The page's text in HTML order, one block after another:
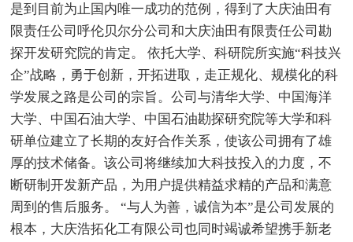
是到目前为止国内唯一成功的范例，得到了大庆油田有
限责任公司呼伦贝尔分公司和大庆油田有限责任公司勘
探开发研究院的肯定。 依托大学、科研院所实施“科技兴
企”战略，勇于创新，开拓进取，走正规化、规模化的科
学发展之路是公司的宗旨。公司与清华大学、中国海洋
大学、中国石油大学、中国石油勘探研究院等大学和科
研单位建立了长期的友好合作关系，使该公司拥有了雄
厚的技术储备。该公司将继续加大科技投入的力度，不
断研制开发新产品，为用户提供精益求精的产品和满意
周到的售后服务。 “与人为善，诚信为本”是公司发展的
根本，大庆浩拓化工有限公司也同时竭诚希望携手新老